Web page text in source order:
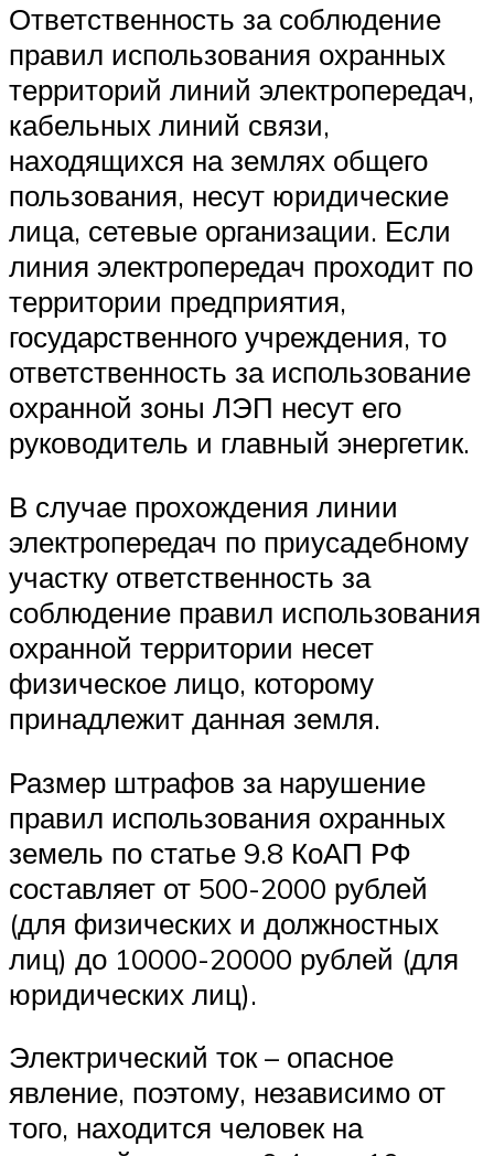
Ответственность за соблюдение
правил использования охранных
территорий линий электропередач,
кабельных линий связи,
находящихся на землях общего
пользования, несут юридические
лица, сетевые организации. Если
линия электропередач проходит по
территории предприятия,
государственного учреждения, то
ответственность за использование
охранной зоны ЛЭП несут его
руководитель и главный энергетик.
В случае прохождения линии
электропередач по приусадебному
участку ответственность за
соблюдение правил использования
охранной территории несет
физическое лицо, которому
принадлежит данная земля.
Размер штрафов за нарушение
правил использования охранных
земель по статье 9.8 КоАП РФ
составляет от 500-2000 рублей
(для физических и должностных
лиц) до 10000-20000 рублей (для
юридических лиц).
Электрический ток – опасное
явление, поэтому, независимо от
того, находится человек на